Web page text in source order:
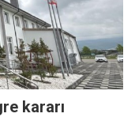
kararı